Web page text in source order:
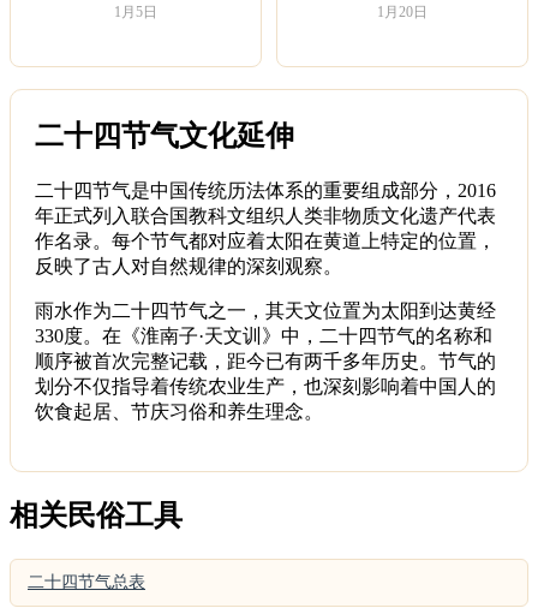
1月5日 1月20日
二十四节气文化延伸
二十四节气是中国传统历法体系的重要组成部分，2016
年正式列入联合国教科文组织人类非物质文化遗产代表
作名录。每个节气都对应着太阳在黄道上特定的位置，
反映了古人对自然规律的深刻观察。
雨水作为二十四节气之一，其天文位置为太阳到达黄经
330度。在《淮南子·天文训》中，二十四节气的名称和
顺序被首次完整记载，距今已有两千多年历史。节气的
划分不仅指导着传统农业生产，也深刻影响着中国人的
饮食起居、节庆习俗和养生理念。
相关民俗工具
二十四节气总表